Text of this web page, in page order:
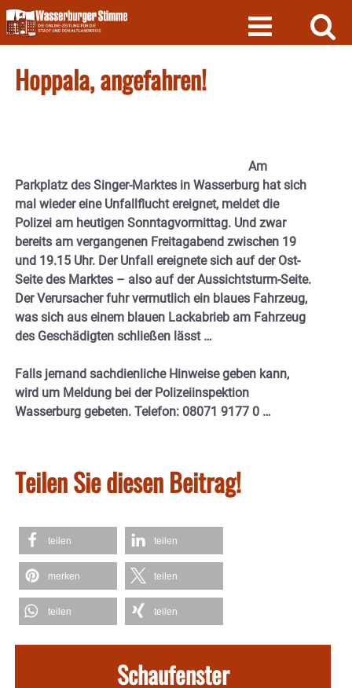
Skip
to
content
Hoppala, angefahren!
Am
Parkplatz des Singer-Marktes in Wasserburg hat sich
mal wieder eine Unfallflucht ereignet, meldet die
Polizei am heutigen Sonntagvormittag. Und zwar
bereits am vergangenen Freitagabend zwischen 19
und 19.15 Uhr. Der Unfall ereignete sich auf der Ost-
Seite des Marktes – also auf der Aussichtsturm-Seite.
Der Verursacher fuhr vermutlich ein blaues Fahrzeug,
was sich aus einem blauen Lackabrieb am Fahrzeug
des Geschädigten schließen lässt …
Falls jemand sachdienliche Hinweise geben kann,
wird um Meldung bei der Polizeiinspektion
Wasserburg gebeten. Telefon: 08071 9177 0 …
Teilen Sie diesen Beitrag!
teilen teilen
merken teilen
teilen teilen
Schaufenster